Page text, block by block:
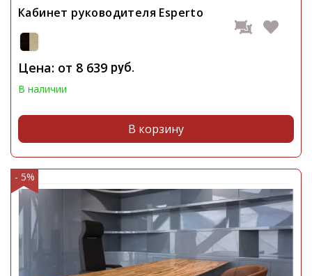
Кабинет руководителя Esperto
Цена: от 8 639 руб.
В наличии
В корзину
- 5%